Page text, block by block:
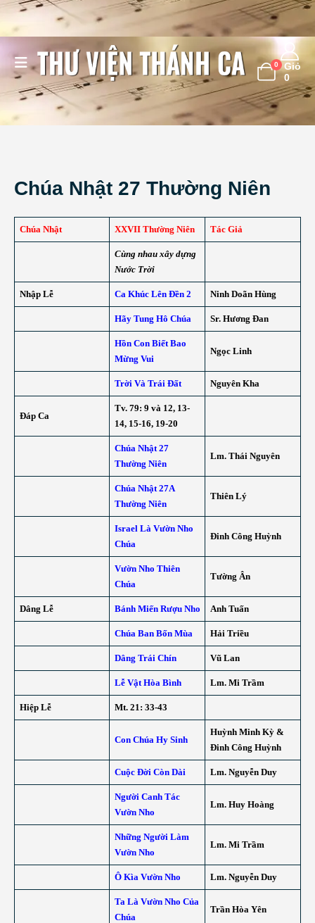
0
Giỏ
0
Chúa Nhật 27 Thường Niên
Chúa Nhật XXVII Thường Niên Tác Giả
Cùng nhau xây dựng
Nước Trời
Nhập Lễ Ca Khúc Lên Đền 2 Ninh Doãn Hùng
Hãy Tung Hô Chúa Sr. Hương Đan
Hồn Con Biết Bao
Mừng Vui
Ngọc Linh
Trời Và Trái Đất Nguyên Kha
Đáp Ca
Tv. 79: 9 và 12, 13-
14, 15-16, 19-20
Chúa Nhật 27
Thường Niên
Lm. Thái Nguyên
Chúa Nhật 27A
Thường Niên
Thiên Lý
Israel Là Vườn Nho
Chúa
Đinh Công Huỳnh
Vườn Nho Thiên
Chúa
Tường Ân
Dâng Lễ Bánh Miến Rượu Nho Anh Tuấn
Chúa Ban Bốn Mùa Hải Triều
Dâng Trái Chín Vũ Lan
Lễ Vật Hòa Bình Lm. Mi Trầm
Hiệp Lễ Mt. 21: 33-43
Con Chúa Hy Sinh
Huỳnh Minh Kỳ &
Đinh Công Huỳnh
Cuộc Đời Còn Dài Lm. Nguyễn Duy
Người Canh Tác
Vườn Nho
Lm. Huy Hoàng
Những Người Làm
Vườn Nho
Lm. Mi Trầm
Ô Kìa Vườn Nho Lm. Nguyễn Duy
Ta Là Vườn Nho Của
Chúa
Trần Hòa Yên